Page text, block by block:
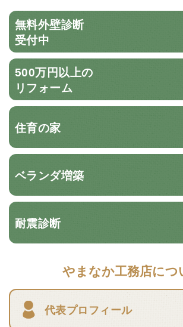
無料外壁診断
受付中
500万円以上の
リフォーム
住育の家
ベランダ増築
耐震診断
やまなか工務店につ
代表プロフィール